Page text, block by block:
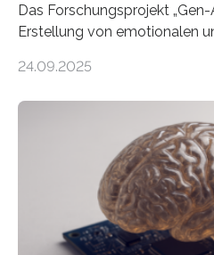
Das Forschungsprojekt
Erstellung von emotionalen
Förderung in Höhe von rund 2
der MindPort GmbH eine
Lösung zur Erzeugung von
Avatare. Gen-AIvatar
kosteneffiziente Methoden,
erstellen. „Besonders wichtig
Animation, bei der Stimme,
24.09.2025